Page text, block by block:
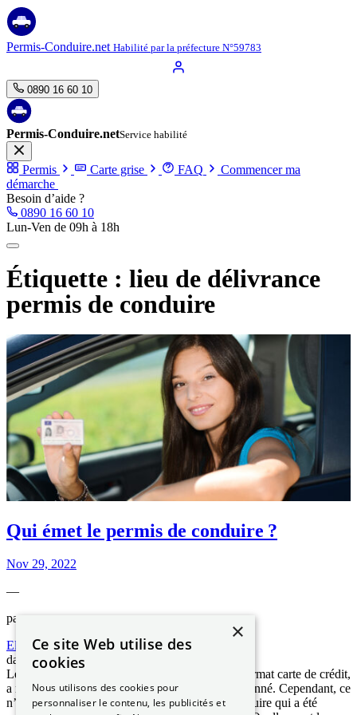
Aller
au
contenu
Permis-Conduire.net Habilité par la préfecture N°59783
0890 16 60 10
Permis-Conduire.netService habilité
Permis Carte grise FAQ
Commencer ma
démarche
Besoin d’aide ?
0890 16 60 10
Lun-Ven de 09h à 18h
Étiquette : lieu de délivrance
permis de conduire
Qui émet le permis de conduire ?
Nov 29, 2022
—
par
Elizabeth NGUYEN
dans Les démarches ANTS
Le permis de conduire au format européen, ou format carte de crédit,
a remplacé l’ancien permis de conduire rose cartonné. Cependant, ce
n’est pas uniquement la forme du permis de conduire qui a été
×
Ce site Web utilise des
cookies
Nous utilisons des cookies pour
personnaliser le contenu, les publicités et